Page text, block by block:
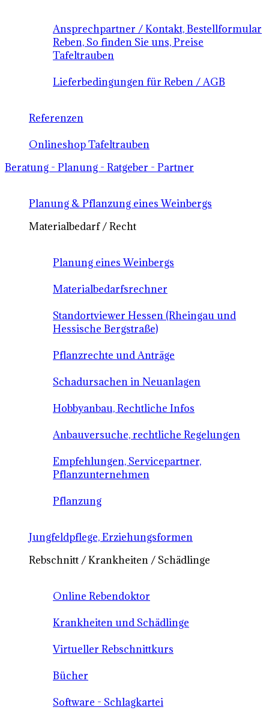
Ansprechpartner / Kontakt, Bestellformular
Reben, So finden Sie uns, Preise
Tafeltrauben
Lieferbedingungen für Reben / AGB
Referenzen
Onlineshop Tafeltrauben
Beratung - Planung - Ratgeber - Partner
Planung & Pflanzung eines Weinbergs
Materialbedarf / Recht
Planung eines Weinbergs
Materialbedarfsrechner
Standortviewer Hessen (Rheingau und
Hessische Bergstraße)
Pflanzrechte und Anträge
Schadursachen in Neuanlagen
Hobbyanbau, Rechtliche Infos
Anbauversuche, rechtliche Regelungen
Empfehlungen, Servicepartner,
Pflanzunternehmen
Pflanzung
Jungfeldpflege, Erziehungsformen
Rebschnitt / Krankheiten / Schädlinge
Online Rebendoktor
Krankheiten und Schädlinge
Virtueller Rebschnittkurs
Bücher
Software - Schlagkartei